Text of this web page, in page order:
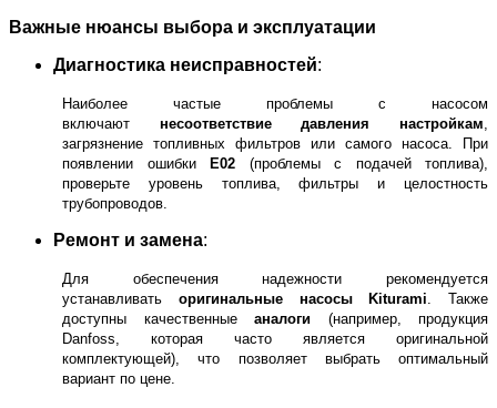
Важные нюансы выбора и эксплуатации
Диагностика неисправностей:
Наиболее частые проблемы с насосом
включают несоответствие давления настройкам,
загрязнение топливных фильтров или самого насоса. При
появлении ошибки
E02 (проблемы с подачей топлива),
проверьте уровень топлива, фильтры и целостность
трубопроводов.
Ремонт и замена:
Для обеспечения надежности рекомендуется
устанавливать оригинальные насосы Kiturami. Также
доступны качественные аналоги (например, продукция
Danfoss, которая часто является оригинальной
комплектующей), что позволяет выбрать оптимальный
вариант по цене.